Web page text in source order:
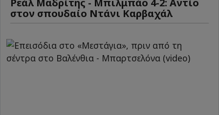
Ρεάλ Μαδρίτης - Μπιλμπάο 4-2: Αντίο
στον σπουδαίο Ντάνι Καρβαχάλ